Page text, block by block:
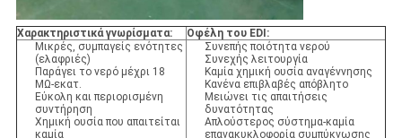
Χαρακτηριστικά γνωρίσματα:
Οφέλη του EDI:
Μικρές, συμπαγείς ενότητες
(ελαφριές)
Παράγει το νερό μέχρι 18
MΩ-εκατ.
Εύκολη και περιορισμένη
συντήρηση
Χημική ουσία που απαιτείται
καμία
Συνεπής ποιότητα νερού
Συνεχής λειτουργία
Καμία χημική ουσία αναγέννησης
Κανένα επιβλαβές απόβλητο
Μειώνει τις απαιτήσεις
δυνατότητας
Απλούστερος σύστημα-καμία
επανακυκλοφορία συμπύκνωσης